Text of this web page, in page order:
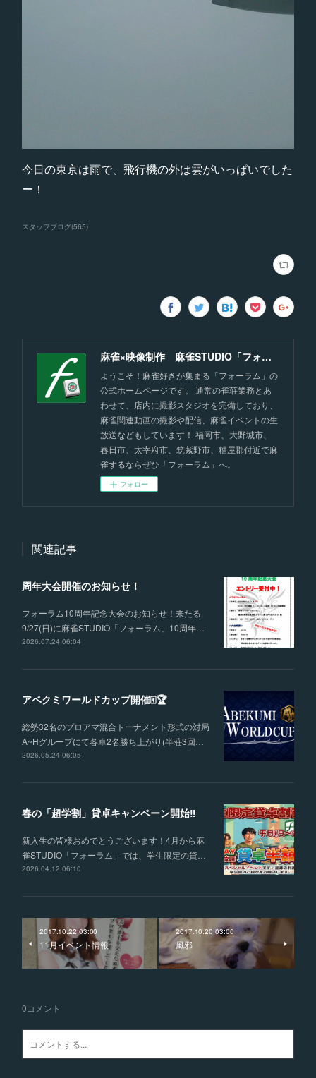
今日の東京は雨で、飛行機の外は雲がいっぱいでした
ー！
スタッフブログ(565)
麻雀×映像制作 麻雀STUDIO「フォーラム」福岡
ようこそ！麻雀好きが集まる「フォーラム」の
公式ホームページです。 通常の雀荘業務とあ
わせて、店内に撮影スタジオを完備しており、
麻雀関連動画の撮影や配信、麻雀イベントの生
放送などもしています！ 福岡市、大野城市、
春日市、太宰府市、筑紫野市、糟屋郡付近で麻
雀するならぜひ「フォーラム」へ。
フォロー
関連記事
周年大会開催のお知らせ！
フォーラム10周年記念大会のお知らせ！来たる
9/27(日)に麻雀STUDIO「フォーラム」10周年…
2026.07.24 06:04
アベクミワールドカップ開催🀄🏆
総勢32名のプロアマ混合トーナメント形式の対局
A~Hグループにて各卓2名勝ち上がり(半荘3回…
2026.05.24 06:05
春の「超学割」貸卓キャンペーン開始‼
新入生の皆様おめでとうございます！4月から麻
雀STUDIO「フォーラム」では、学生限定の貸…
2026.04.12 06:10
2017.10.22 03:00
11月イベント情報
2017.10.20 03:00
風邪
0コメント